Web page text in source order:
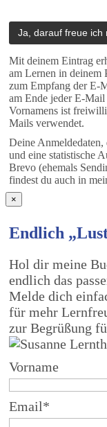
Mit deinem Eintrag
am Lernen in deinem
zum Empfang der E-
am Ende jeder E-
Vornamens ist
Mails verwendet.
Deine
und eine statistische
Brevo (ehemals
findest du auch in
×
Endlich
Hol dir meine
endlich das
Melde dich
für mehr
zur Begrüßung
Vorname
Email*